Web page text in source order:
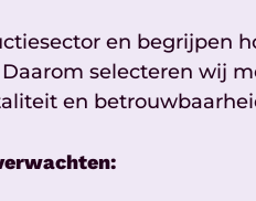
en begrijpen
selecteren wij
en